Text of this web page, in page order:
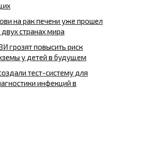
на рак печени уже прошел
странах мира
грозят повысить риск
у детей в будущем
тест-систему для
инфекций в